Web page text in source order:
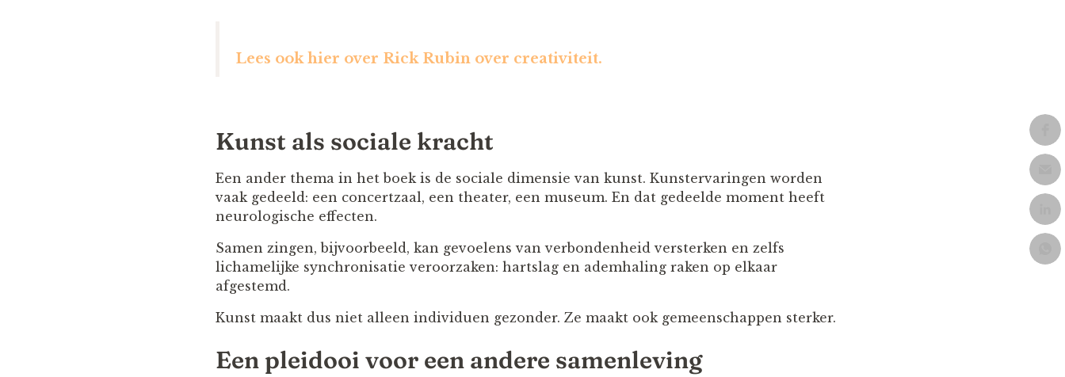
Lees ook hier over Rick Rubin over creativiteit.
Kunst als sociale kracht
Een ander thema in het boek is de sociale dimensie van kunst. Kunstervaringen worden
vaak gedeeld: een concertzaal, een theater, een museum. En dat gedeelde moment heeft
neurologische effecten.
Samen zingen, bijvoorbeeld, kan gevoelens van verbondenheid versterken en zelfs
lichamelijke synchronisatie veroorzaken: hartslag en ademhaling raken op elkaar
afgestemd.
Kunst maakt dus niet alleen individuen gezonder. Ze maakt ook gemeenschappen sterker.
Een pleidooi voor een andere samenleving